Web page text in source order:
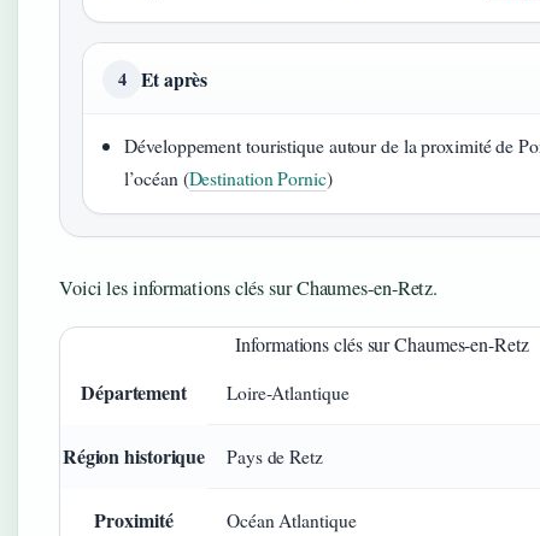
4 Et après
Développement touristique autour de la proximité de
l’océan (Destination Pornic)
Voici les informations clés sur Chaumes-en-Retz.
Informations clés sur Chaumes-en-Retz
Département Loire-Atlantique
Région historique Pays de Retz
Proximité Océan Atlantique